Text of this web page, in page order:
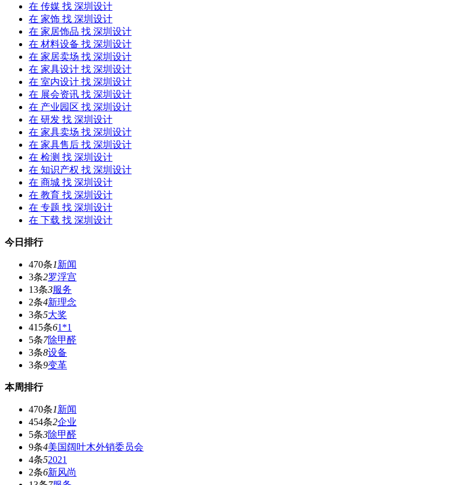
在 传媒 找 深圳设计
在 家饰 找 深圳设计
在 家居饰品 找 深圳设计
在 材料设备 找 深圳设计
在 家居卖场 找 深圳设计
在 家具设计 找 深圳设计
在 室内设计 找 深圳设计
在 展会资讯 找 深圳设计
在 产业园区 找 深圳设计
在 研发 找 深圳设计
在 家具卖场 找 深圳设计
在 家具售后 找 深圳设计
在 检测 找 深圳设计
在 知识产权 找 深圳设计
在 商城 找 深圳设计
在 教育 找 深圳设计
在 专题 找 深圳设计
在 下载 找 深圳设计
今日排行
470条1新闻
3条2罗浮宫
13条3服务
2条4新理念
3条5大奖
415条61*1
5条7除甲醛
3条8设备
3条9变革
本周排行
470条1新闻
454条2企业
5条3除甲醛
9条4美国阔叶木外销委员会
4条52021
2条6新风尚